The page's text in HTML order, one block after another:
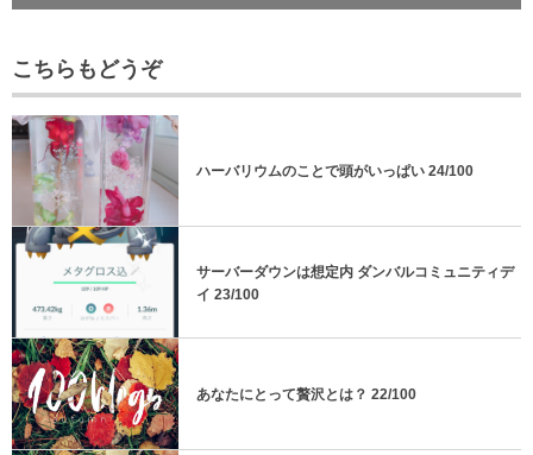
こちらもどうぞ
ハーバリウムのことで頭がいっぱい 24/100
サーバーダウンは想定内 ダンバルコミュニティデ
イ 23/100
あなたにとって贅沢とは？ 22/100